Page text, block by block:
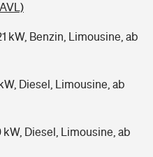
kW, Benzin, Limousine, ab
Diesel, Limousine, ab
kW, Diesel, Limousine, ab